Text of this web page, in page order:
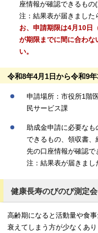
座情報が確認できるもの
注：結果表が届きました
お、申請期限は4月10日
が期限までに間に合わな
い。
令和8年4月1日から令和9
申請場所：市役所1階
民サービス課
助成金申請に必要な
できるもの、領収書
先の口座情報が確認で
注：結果表が届きまし
健康長寿のびのび測定
高齢期になると活動量や食
衰えてしまう方が少なくあり